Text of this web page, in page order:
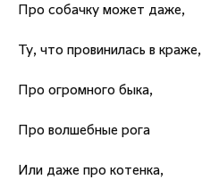
Про собачку может даже,
Ту, что провинилась в краже,
Про огромного быка,
Про волшебные рога
Или даже про котенка,